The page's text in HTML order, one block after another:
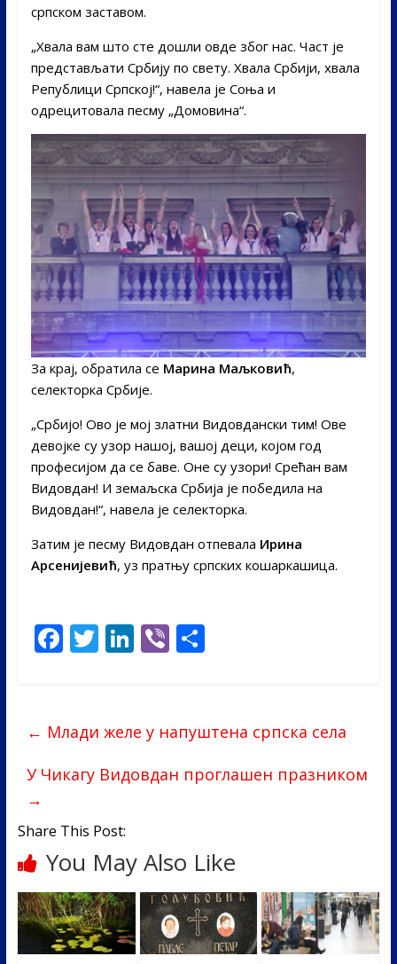
српском заставом.
„Хвала вам што сте дошли овде због нас. Част је
представљати Србију по свету. Хвала Србији, хвала
Републици Српској!“, навела је Соња и
одрецитовала песму „Домовина“.
За крај, обратила се Марина Маљковић,
селекторка Србије.
„Србијо! Ово је мој златни Видовдански тим! Ове
девојке су узор нашој, вашој деци, којом год
професијом да се баве. Оне су узори! Срећан вам
Видовдан! И земаљска Србија је победила на
Видовдан!“, навела је селекторка.
Затим је песму Видовдан отпевала Ирина
Арсенијевић, уз пратњу српских кошаркашица.
F
b
o
T
er
Li
e
dI
n
Vi S
e
← Млади желе у напуштена српска села
У Чикагу Видовдан проглашен празником
→
Share This Post:
You May Also Like